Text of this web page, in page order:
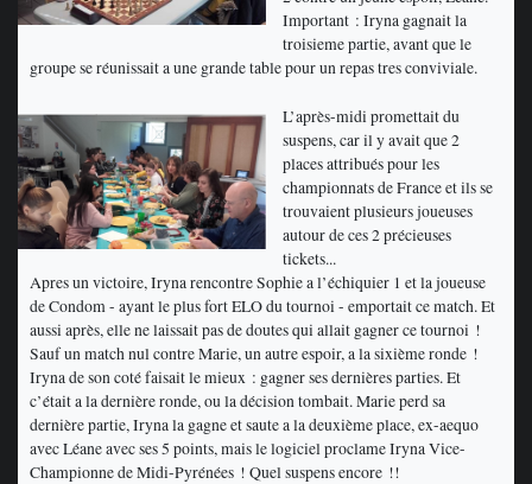
Important : Iryna gagnait la
troisieme partie, avant que le
groupe se réunissait a une grande table pour un repas tres conviviale.
L’après-midi promettait du
suspens, car il y avait que 2
places attribués pour les
championnats de France et ils se
trouvaient plusieurs joueuses
autour de ces 2 précieuses
tickets...
Apres un victoire, Iryna rencontre Sophie a l’échiquier 1 et la joueuse
de Condom - ayant le plus fort ELO du tournoi - emportait ce match. Et
aussi après, elle ne laissait pas de doutes qui allait gagner ce tournoi !
Sauf un match nul contre Marie, un autre espoir, a la sixième ronde !
Iryna de son coté faisait le mieux : gagner ses dernières parties. Et
c’était a la dernière ronde, ou la décision tombait. Marie perd sa
dernière partie, Iryna la gagne et saute a la deuxième place, ex-aequo
avec Léane avec ses 5 points, mais le logiciel proclame Iryna Vice-
Championne de Midi-Pyrénées ! Quel suspens encore !!